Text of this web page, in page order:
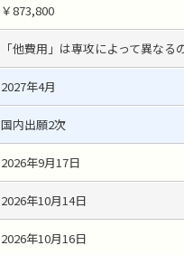
￥873,800
「他費用」は専攻によって異なる
2027年4月
国内出願2次
2026年9月17日
2026年10月14日
2026年10月16日